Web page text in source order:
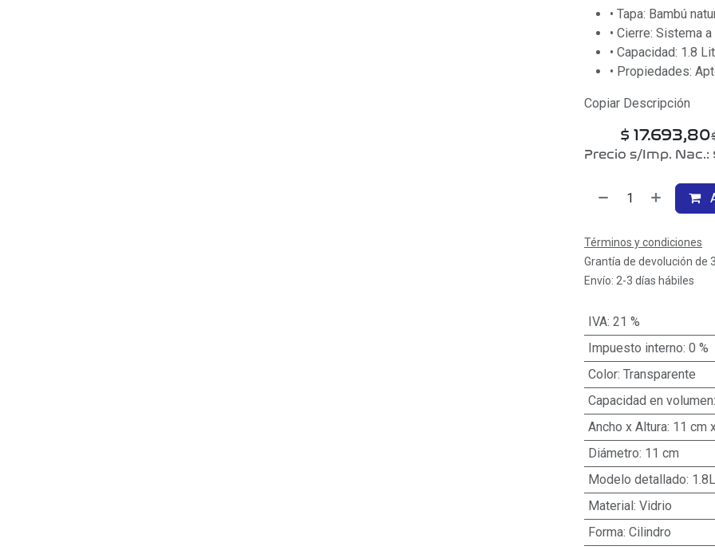
• Tapa: Bambú
• Cierre: Sistema
• Capacidad: 1.8
• Propiedades:
Copiar Descripción
$ 17.693,80
Precio s/Imp. Nac.:
Términos y condiciones
Grantía de devolución de
Envío: 2-3 días hábiles
IVA: 21 %
Impuesto interno: 0 %
Color: Transparente
Capacidad en volumen
Ancho x Altura: 11 cm
Diámetro: 11 cm
Modelo detallado: 1.8L
Material: Vidrio
Forma: Cilindro